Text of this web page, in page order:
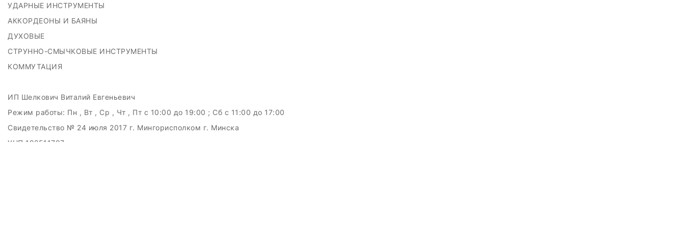
УДАРНЫЕ ИНСТРУМЕНТЫ
АККОРДЕОНЫ И БАЯНЫ
ДУХОВЫЕ
СТРУННО-СМЫЧКОВЫЕ ИНСТРУМЕНТЫ
КОММУТАЦИЯ
ИП Шелкович Виталий Евгеньевич
Режим работы: Пн , Вт , Ср , Чт , Пт c 10:00 до 19:00 ; Сб c 11:00 до 17:00
Свидетельство № 24 июля 2017 г. Мингорисполком г. Минска
УНП 192511707